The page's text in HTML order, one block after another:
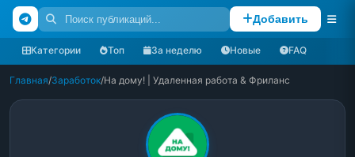
Добавить
Категории Топ За неделю Новые FAQ
Главная/Заработок/На дому! | Удаленная работа & Фриланс